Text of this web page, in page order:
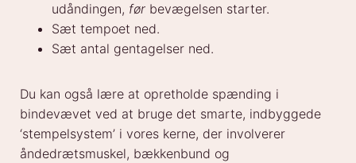
udåndingen, før bevægelsen starter.
Sæt tempoet ned.
Sæt antal gentagelser ned.
Du kan også lære at opretholde spænding i
bindevævet ved at bruge det smarte, indbyggede
‘stempelsystem’ i vores kerne, der involverer
åndedrætsmuskel, bækkenbund og